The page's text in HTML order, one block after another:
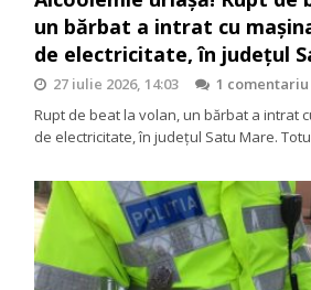
un bărbat a intrat cu
de electricitate, în județul
27 iulie 2026, 14:03
1 comentariu
Rupt de beat la volan, un bărbat a intrat
de electricitate, în județul Satu Mare.